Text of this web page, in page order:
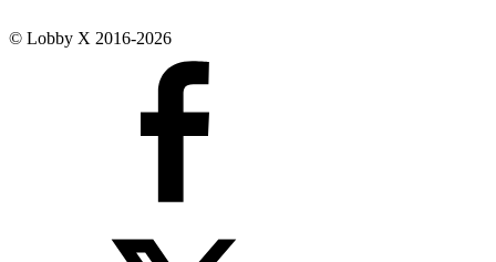
© Lobby X 2016-2026